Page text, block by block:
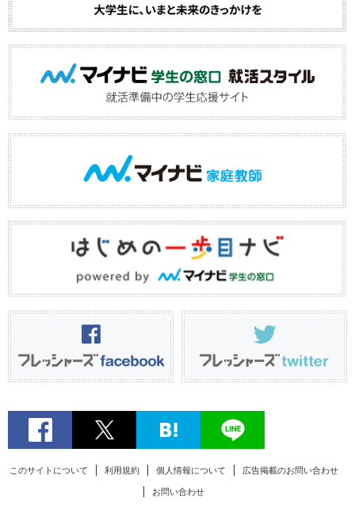
このサイトについて 利用規約 個人情報について 広告掲載のお問い合わせ
お問い合わせ